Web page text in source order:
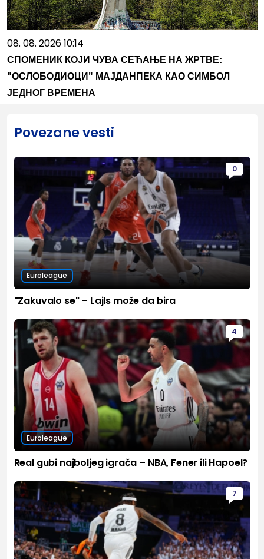
08. 08. 2026 10:14
СПОМЕНИК КОЈИ ЧУВА СЕЋАЊЕ НА ЖРТВЕ:
"ОСЛОБОДИОЦИ" МАЈДАНПЕКА КАО СИМБОЛ
ЈЕДНОГ ВРЕМЕНА
Povezane vesti
0
Euroleague
"Zakuvalo se" – Lajls može da bira
4
Euroleague
Real gubi najboljeg igrača – NBA, Fener ili Hapoel?
7